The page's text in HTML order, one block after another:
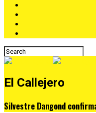
El Callejero
Silvestre Dangond